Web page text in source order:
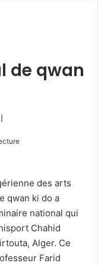
de qwan
des arts
qwan ki do a
national qui
Chahid
Alger. Ce
Farid